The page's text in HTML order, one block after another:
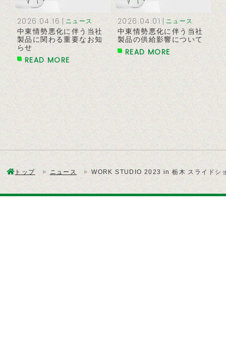
2026.04.16 ニュース
中東情勢悪化に伴う当社
製品に関わる重要なお知
らせ
READ MORE
2026.04.01 ニュース
中東情勢悪化に伴う当社
製品の供給影響について
READ MORE
トップ ニュース WORK STUDIO 2023 in 栃木 スライドシ